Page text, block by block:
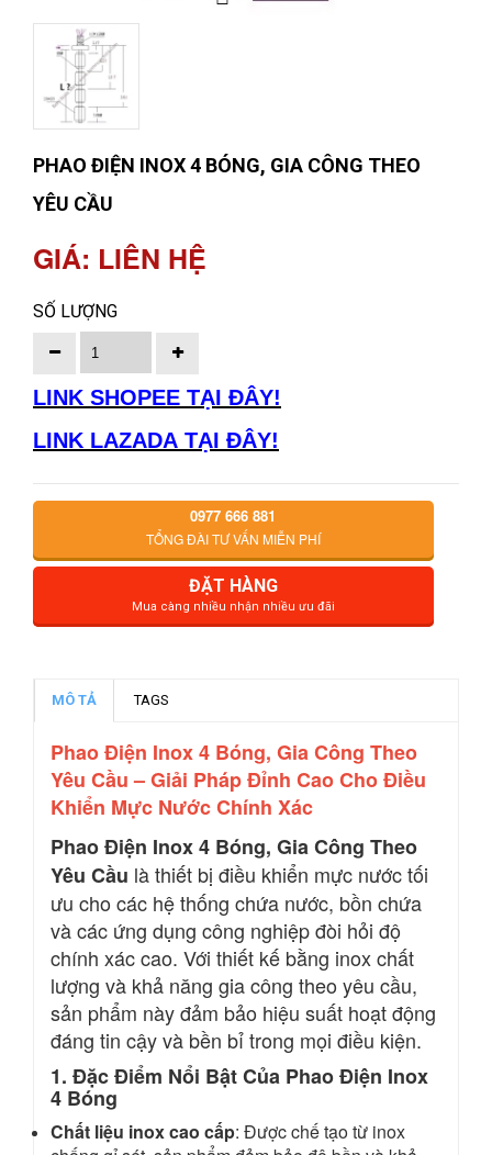
PHAO ĐIỆN INOX 4 BÓNG, GIA CÔNG THEO
YÊU CẦU
GIÁ: LIÊN HỆ
SỐ LƯỢNG
LINK SHOPEE TẠI ĐÂY!
LINK LAZADA TẠI ĐÂY!
0977 666 881
TỔNG ĐÀI TƯ VẤN MIỄN PHÍ
ĐẶT HÀNG
Mua càng nhiều nhận nhiều ưu đãi
MÔ TẢ TAGS
Phao Điện Inox 4 Bóng, Gia Công Theo
Yêu Cầu – Giải Pháp Đỉnh Cao Cho Điều
Khiển Mực Nước Chính Xác
Phao Điện Inox 4 Bóng, Gia Công Theo
Yêu Cầu là thiết bị điều khiển mực nước tối
ưu cho các hệ thống chứa nước, bồn chứa
và các ứng dụng công nghiệp đòi hỏi độ
chính xác cao. Với thiết kế bằng inox chất
lượng và khả năng gia công theo yêu cầu,
sản phẩm này đảm bảo hiệu suất hoạt động
đáng tin cậy và bền bỉ trong mọi điều kiện.
1. Đặc Điểm Nổi Bật Của Phao Điện Inox
4 Bóng
Chất liệu inox cao cấp: Được chế tạo từ inox